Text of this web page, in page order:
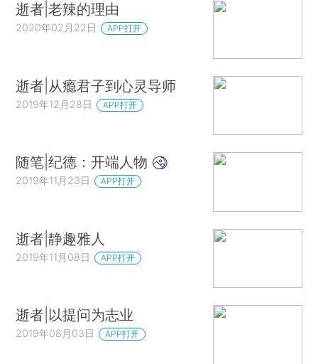
逝者|老辣的理由
2020年02月22日 APP打开
逝者|从瘾君子到心灵导师
2019年12月28日 APP打开
随笔|纪德：开端人物
2019年11月23日 APP打开
逝者|静趣雅人
2019年11月08日 APP打开
逝者|以提问为志业
2019年08月03日 APP打开